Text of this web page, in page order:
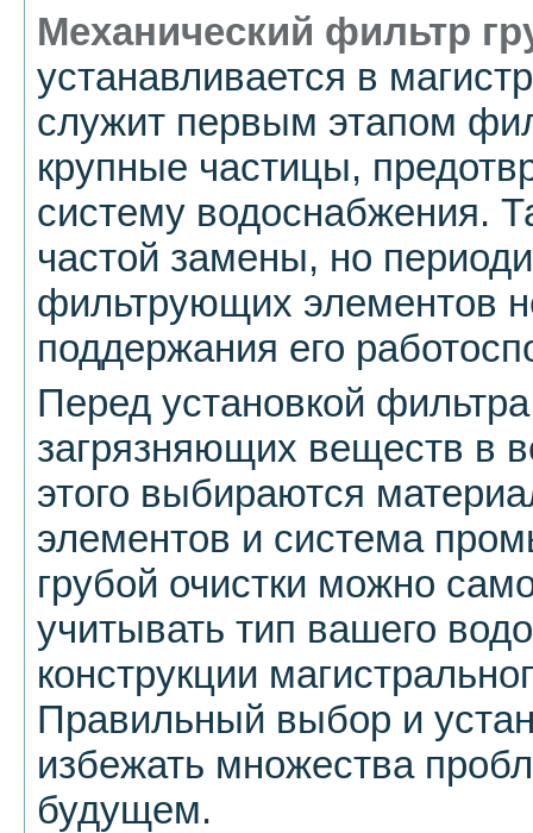
Механический фильтр
устанавливается в
служит первым этапом
крупные частицы,
систему водоснабжения.
частой замены, но
фильтрующих элементов
поддержания его
Перед установкой
загрязняющих веществ в
этого выбираются
элементов и система
грубой очистки можно
учитывать тип вашего
конструкции
Правильный выбор и
избежать множества
будущем.